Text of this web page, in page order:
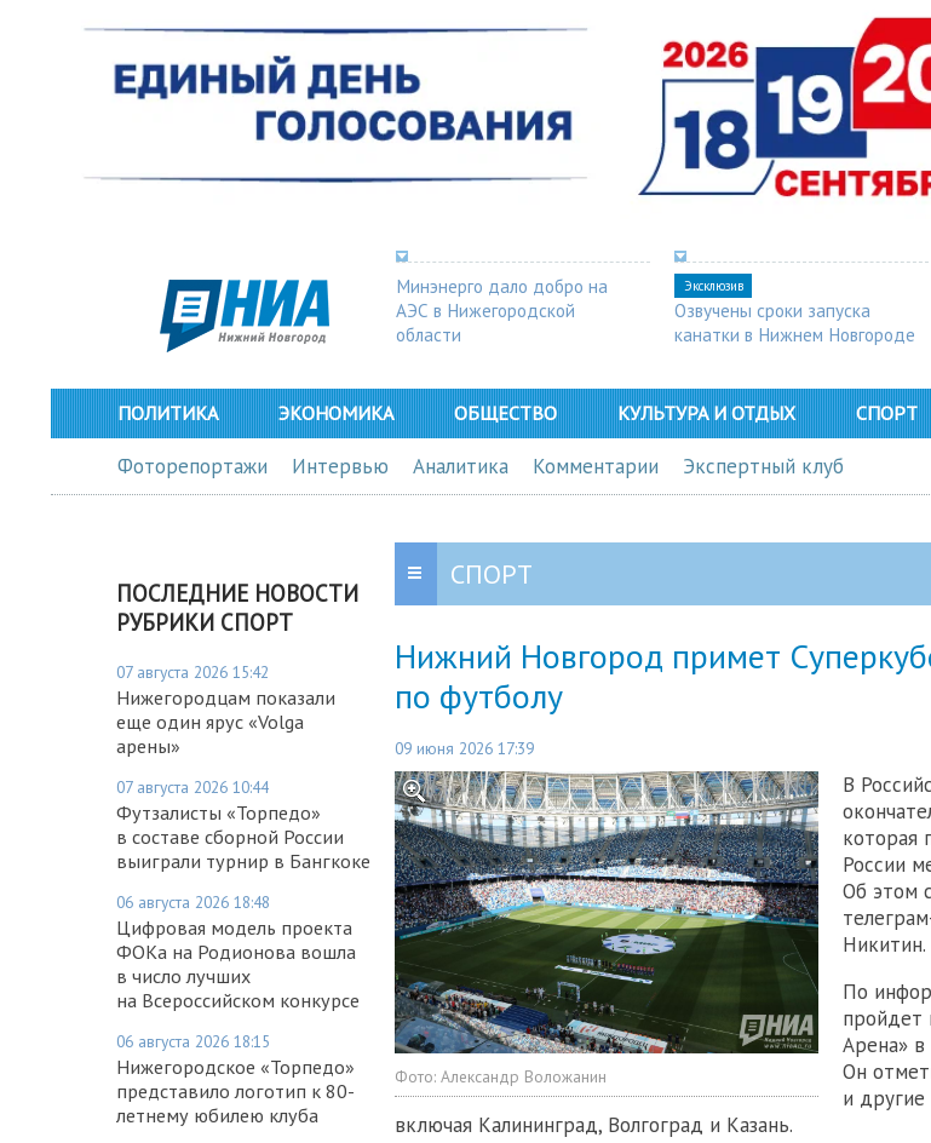
Минэнерго дало добро на
АЭС в Нижегородской
области
Эксклюзив
Озвучены сроки запуска
канатки в Нижнем Новгороде
ПОЛИТИКА ЭКОНОМИКА ОБЩЕСТВО КУЛЬТУРА И ОТДЫХ СПОРТ
Фоторепортажи Интервью Аналитика Комментарии Экспертный клуб
ПОСЛЕДНИЕ НОВОСТИ
РУБРИКИ СПОРТ
07 августа 2026 15:42
Нижегородцам показали
еще один ярус «Volga
арены»
07 августа 2026 10:44
Футзалисты «Торпедо»
в составе сборной России
выиграли турнир в Бангкоке
06 августа 2026 18:48
Цифровая модель проекта
ФОКа на Родионова вошла
в число лучших
на Всероссийском конкурсе
06 августа 2026 18:15
Нижегородское «Торпедо»
представило логотип к 80-
летнему юбилею клуба
СПОРТ
Нижний Новгород примет
по футболу
09 июня 2026 17:39
Фото: Александр Воложанин
В
которая
России
Об этом
Никитин.
По
пройдет
Арена»
Он
и
включая Калининград, Волгоград и Казань.